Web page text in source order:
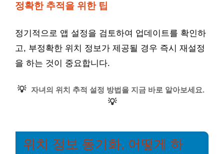
정확한 추적을 위한 팁
정기적으로 앱 설정을 검토하여 업데이트를 확인하
고, 부정확한 위치 정보가 제공될 경우 즉시 재설정
을 하는 것이 중요합니다.
💡 자녀의 위치 추적 설정 방법을 지금 바로 알아보세요.
💡
위치 정보 동기화, 어떻게 하